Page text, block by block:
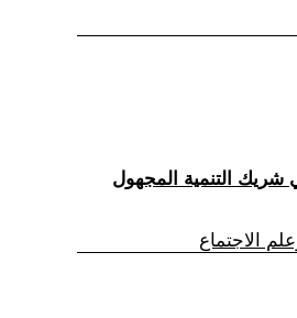
الاجتماع